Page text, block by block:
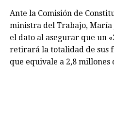
Ante la Comisión de
ministra del Trabajo,
el dato al asegurar que un
retirará la totalidad de sus
que equivale a 2,8 millones